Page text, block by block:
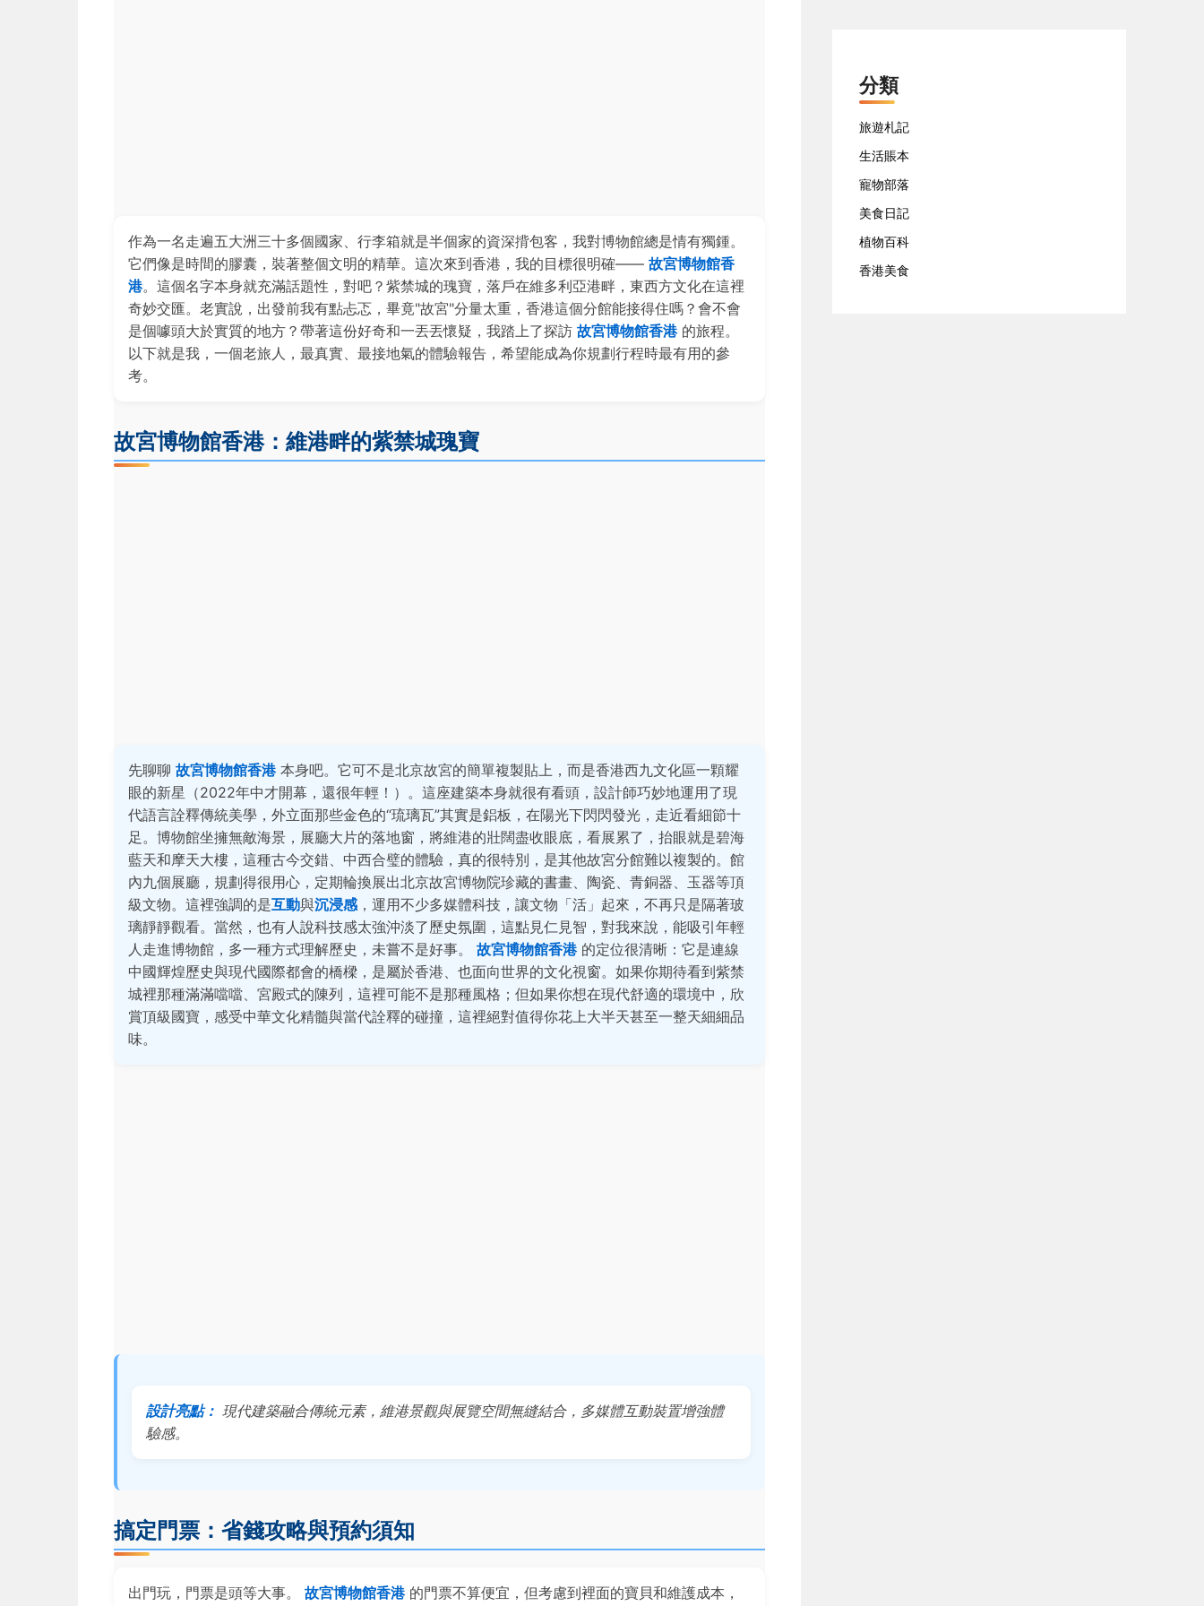
作為一名走遍五大洲三十多個國家、行李箱就是半個家的資深揹包客，我對博物館總是情有獨鍾。
它們像是時間的膠囊，裝著整個文明的精華。這次來到香港，我的目標很明確—— 故宮博物館香
港。這個名字本身就充滿話題性，對吧？紫禁城的瑰寶，落戶在維多利亞港畔，東西方文化在這裡
奇妙交匯。老實說，出發前我有點忐忑，畢竟"故宮"分量太重，香港這個分館能接得住嗎？會不會
是個噱頭大於實質的地方？帶著這份好奇和一丟丟懷疑，我踏上了探訪 故宮博物館香港的旅程。
以下就是我，一個老旅人，最真實、最接地氣的體驗報告，希望能成為你規劃行程時最有用的參
考。
故宮博物館香港：維港畔的紫禁城瑰寶
先聊聊 故宮博物館香港本身吧。它可不是北京故宮的簡單複製貼上，而是香港西九文化區一顆耀
眼的新星（2022年中才開幕，還很年輕！）。這座建築本身就很有看頭，設計師巧妙地運用了現
代語言詮釋傳統美學，外立面那些金色的“琉璃瓦”其實是鋁板，在陽光下閃閃發光，走近看細節十
足。博物館坐擁無敵海景，展廳大片的落地窗，將維港的壯闊盡收眼底，看展累了，抬眼就是碧海
藍天和摩天大樓，這種古今交錯、中西合璧的體驗，真的很特別，是其他故宮分館難以複製的。館
內九個展廳，規劃得很用心，定期輪換展出北京故宮博物院珍藏的書畫、陶瓷、青銅器、玉器等頂
級文物。這裡強調的是互動與沉浸感 ，運用不少多媒體科技，讓文物「活」起來，不再只是隔著玻
璃靜靜觀看。當然，也有人說科技感太強沖淡了歷史氛圍，這點見仁見智，對我來說，能吸引年輕
人走進博物館，多一種方式理解歷史，未嘗不是好事。 故宮博物館香港的定位很清晰：它是連線
中國輝煌歷史與現代國際都會的橋樑，是屬於香港、也面向世界的文化視窗。如果你期待看到紫禁
城裡那種滿滿噹噹、宮殿式的陳列，這裡可能不是那種風格；但如果你想在現代舒適的環境中，欣
賞頂級國寶，感受中華文化精髓與當代詮釋的碰撞，這裡絕對值得你花上大半天甚至一整天細細品
味。
設計亮點： 現代建築融合傳統元素，維港景觀與展覽空間無縫結合，多媒體互動裝置增強體
驗感。
搞定門票：省錢攻略與預約須知
出門玩，門票是頭等大事。 故宮博物館香港的門票不算便宜，但考慮到裡面的寶貝和維護成本，
分類
旅遊札記
生活賬本
寵物部落
美食日記
植物百科
香港美食